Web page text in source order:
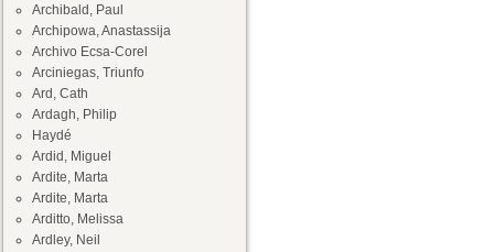
Archibald, Paul
Archipowa, Anastassija
Archivo Ecsa-Corel
Arciniegas, Triunfo
Ard, Cath
Ardagh, Philip
Haydé
Ardid, Miguel
Ardite, Marta
Ardite, Marta
Arditto, Melissa
Ardley, Neil